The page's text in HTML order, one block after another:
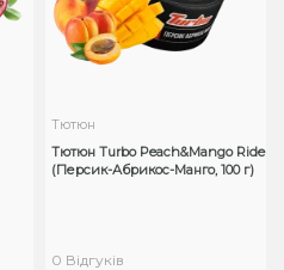
Тютюн
Тютюн Turbo Peach&Mango Ride
(Персик-Абрикос-Манго, 100 г)
0 Відгуків